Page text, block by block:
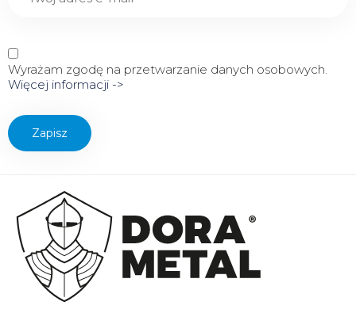
Wyrażam zgodę na przetwarzanie danych osobowych.
Więcej informacji ->